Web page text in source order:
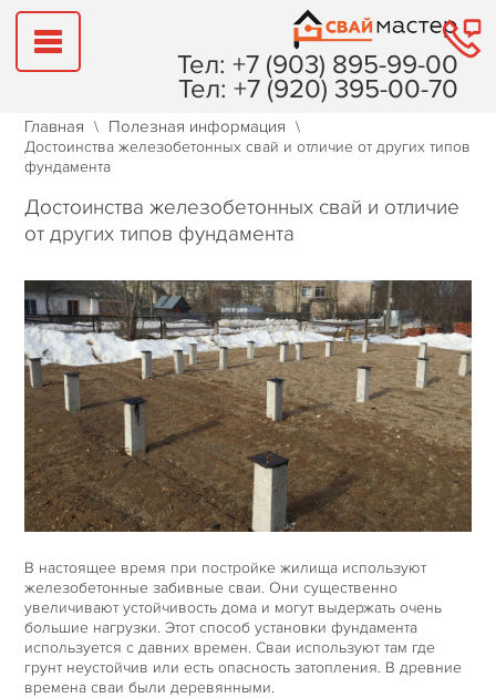
Тел: +7 (903) 895-99-00
Тел: +7 (920) 395-00-70
ГЛАВНАЯ
ФУНДАМЕНТЫ
СТРОИТЕЛЬСТВО
ГЕОЛОГИЯ
ТЕХНОЛОГИЯ
ОНЛАЙН КАЛЬКУЛЯТОР
НАШИ РАБОТЫ
НАШИ ПРОЕКТЫ
ЦЕНЫ
ОТЗЫВЫ
Главная \ Полезная информация
\
Достоинства железобетонных свай и отличие от других типов
фундамента
Достоинства железобетонных свай и отличие
от других типов фундамента
В настоящее время при постройке жилища используют
железобетонные забивные сваи. Они существенно
увеличивают устойчивость дома и могут выдержать очень
большие нагрузки. Этот способ установки фундамента
используется с давних времен. Сваи используют там где
грунт неустойчив или есть опасность затопления. В древние
времена сваи были деревянными.